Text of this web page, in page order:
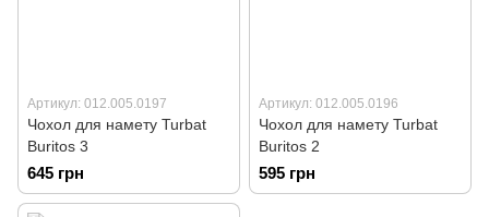
Артикул: 012.005.0197
Чохол для намету Turbat
Buritos 3
645 грн
Артикул: 012.005.0196
Чохол для намету Turbat
Buritos 2
595 грн